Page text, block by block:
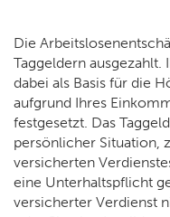
Die
Taggeldern
dabei als Basis für die
aufgrund Ihres
festgesetzt. Das
persönlicher Situation,
versicherten
eine Unterhaltspflicht
versicherter Verdienst